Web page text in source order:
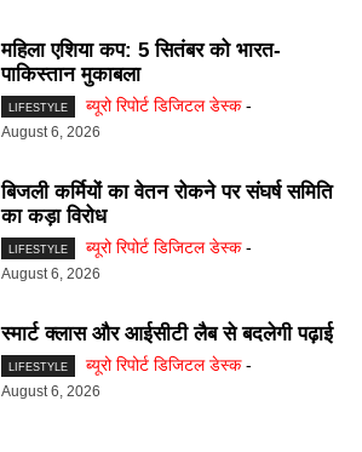
महिला एशिया कप: 5 सितंबर को भारत-
पाकिस्तान मुकाबला
LIFESTYLE ब्यूरो रिपोर्ट डिजिटल डेस्क -
August 6, 2026
बिजली कर्मियों का वेतन रोकने पर संघर्ष समिति
का कड़ा विरोध
LIFESTYLE ब्यूरो रिपोर्ट डिजिटल डेस्क -
August 6, 2026
स्मार्ट क्लास और आईसीटी लैब से बदलेगी पढ़ाई
LIFESTYLE ब्यूरो रिपोर्ट डिजिटल डेस्क -
August 6, 2026